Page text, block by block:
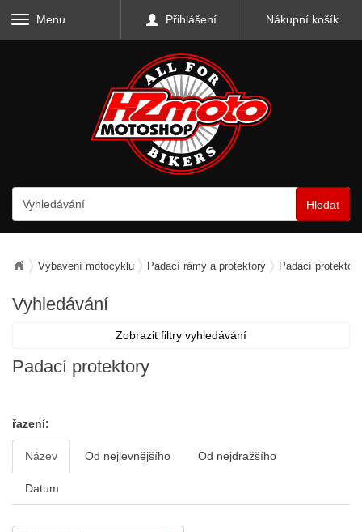
Menu Přihlášení Nákupní košík
Hledat
Vybavení motocyklu Padací rámy a protektory Padací protektory
Vyhledávání
Zobrazit filtry vyhledávání
Padací protektory
řazení:
Název Od nejlevnějšího Od nejdražšího
Datum